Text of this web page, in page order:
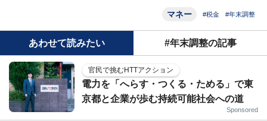
マネー #税金 #年末調整
あわせて読みたい #年末調整の記事
官民で挑むHTTアクション
電力を「へらす・つくる・ためる」で東
京都と企業が歩む持続可能社会への道
Sponsored